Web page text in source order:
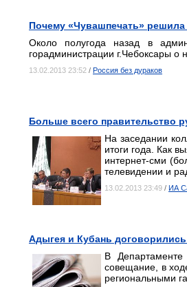
Почему «Чувашпечать»
Около полугода назад в
горадминистрации г.Чебоксары о
13.02.2013 23:52 / Россия без дураков
Больше всего правительство
На заседании
итоги года. Как
интернет-сми
телевидении и
13.02.2013 23:49 / ИА
Адыгея и Кубань
В Департаменте
совещание, в
региональными